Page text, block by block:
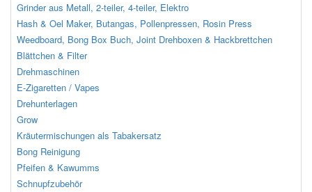
Grinder aus Metall, 2-teiler, 4-teiler, Elektro
Hash & Oel Maker, Butangas, Pollenpressen, Rosin Press
Weedboard, Bong Box Buch, Joint Drehboxen & Hackbrettchen
Blättchen & Filter
Drehmaschinen
E-Zigaretten / Vapes
Drehunterlagen
Grow
Kräutermischungen als Tabakersatz
Bong Reinigung
Pfeifen & Kawumms
Schnupfzubehör